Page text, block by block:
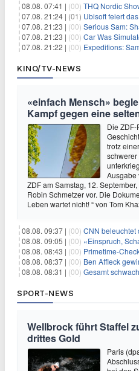
08.08. 07:41 | (00) THQ Nordic
07.08. 21:24 | (01) Ubisoft feiert das 25-
07.08. 21:23 | (00) Serious Sam:
07.08. 21:23 | (00) Car Was Simulator
07.08. 21:22 | (00) Expeditions: Samurai –
KINO/TV-NEWS
«einfach Mensch»
Kampf gegen eine
Die
trotz
Ausgabe
ZDF am Samstag, 12.
Robin Schmetzer vor. Die
Leben wartet nicht! “ von Tom
08.08. 09:37 | (00) CNN beleuchtet
08.08. 09:05 | (00) «Einspruch,
08.08. 08:43 | (00) Primetime-
08.08. 08:37 | (00) Ben Affleck gewinnt
08.08. 08:31 | (00) Gesamt schwach mit
SPORT-NEWS
Wellbrock führt Staffel
drittes Gold
Paris